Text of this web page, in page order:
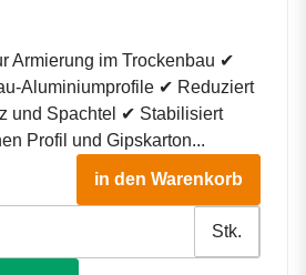
Armierung im Trockenbau ✔
Aluminiumprofile ✔ Reduziert
und Spachtel ✔ Stabilisiert
Profil und Gipskarton...
in den Warenkorb
Stk.